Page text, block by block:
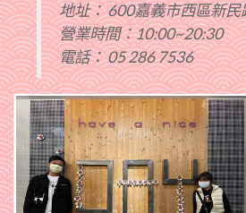
地址： 600嘉義市西區新
營業時間：10:00~20:30
電話： 05 286 7536